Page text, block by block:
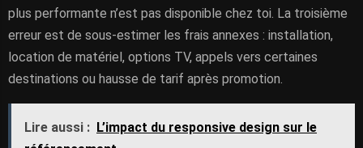
plus performante n’est pas disponible chez toi. La troisième
erreur est de sous-estimer les frais annexes : installation,
location de matériel, options TV, appels vers certaines
destinations ou hausse de tarif après promotion.
Lire aussi : L’impact du responsive design sur le